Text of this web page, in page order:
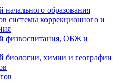
образования
системы коррекционного и
физвоспитания, ОБЖ и
биологии, химии и географии